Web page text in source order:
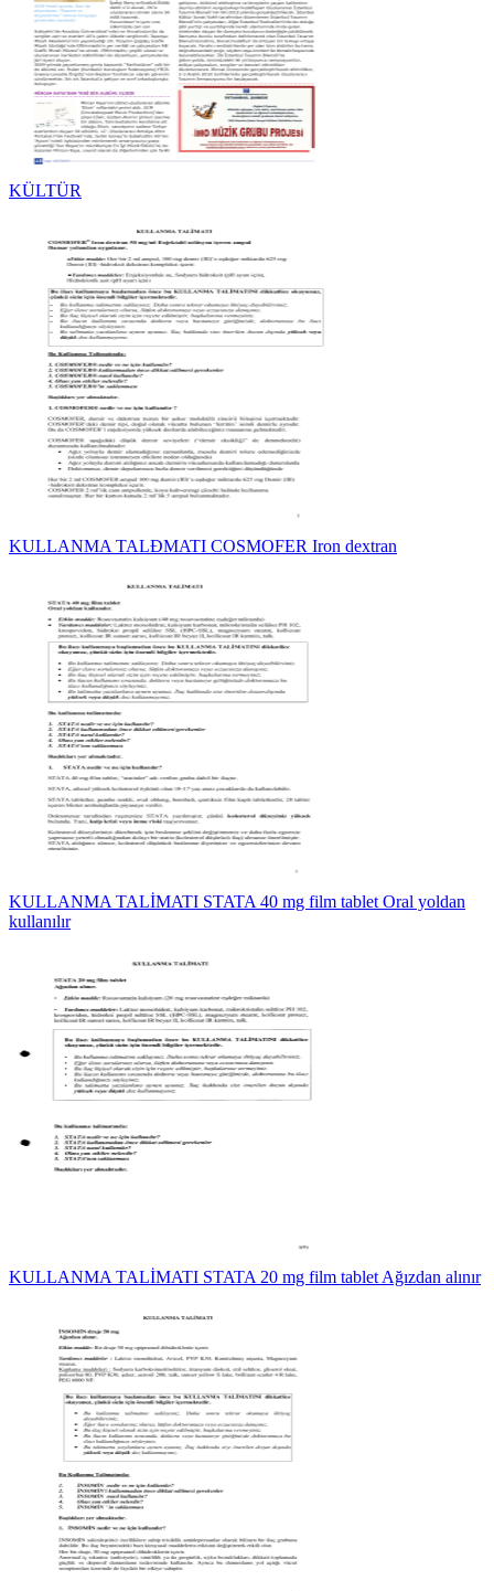
KÜLTÜR
KULLANMA TALĐMATI COSMOFER Iron dextran
KULLANMA TALİMATI STATA 40 mg film tablet Oral yoldan
kullanılır
KULLANMA TALİMATI STATA 20 mg film tablet Ağızdan alınır